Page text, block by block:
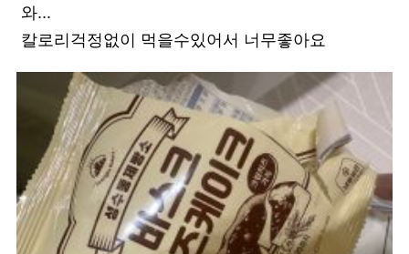
와...
칼로리걱정없이 먹을수있어서 너무좋아요